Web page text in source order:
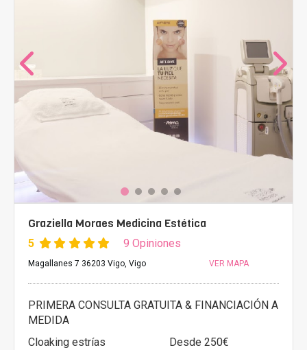
Graziella Moraes Medicina Estética
5 9 Opiniones
Magallanes 7 36203 Vigo, Vigo VER MAPA
PRIMERA CONSULTA GRATUITA & FINANCIACIÓN A
MEDIDA
Cloaking estrías
Desde 250€